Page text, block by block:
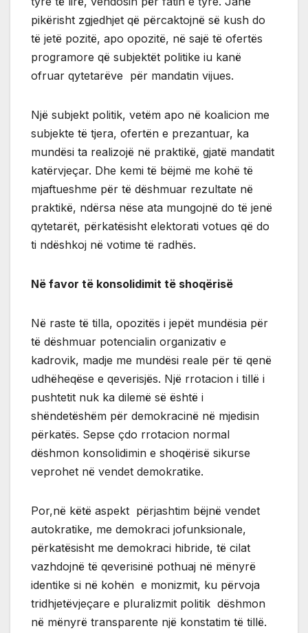
pikërisht zgjedhjet që përcaktojnë së kush do
të jetë pozitë, apo opozitë, në sajë të ofertës
programore që subjektët politike iu kanë
ofruar qytetarëve për mandatin vijues.
Një subjekt politik, vetëm apo në koalicion me
subjekte të tjera, ofertën e prezantuar, ka
mundësi ta realizojë në praktikë, gjatë mandatit
katërvjeçar. Dhe kemi të bëjmë me kohë të
mjaftueshme për të dëshmuar rezultate në
praktikë, ndërsa nëse ata mungojnë do të jenë
qytetarët, përkatësisht elektorati votues që do
ti ndëshkoj në votime të radhës.
Në favor të konsolidimit të shoqërisë
Në raste të tilla, opozitës i jepët mundësia për
të dëshmuar potencialin organizativ e
kadrovik, madje me mundësi reale për të qenë
udhëheqëse e qeverisjës. Një rrotacion i tillë i
pushtetit nuk ka dilemë së është i
shëndetëshëm për demokracinë në mjedisin
përkatës. Sepse çdo rrotacion normal
dëshmon konsolidimin e shoqërisë sikurse
veprohet në vendet demokratike.
Por,në këtë aspekt përjashtim bëjnë vendet
autokratike, me demokraci jofunksionale,
përkatësisht me demokraci hibride, të cilat
vazhdojnë të qeverisinë pothuaj në mënyrë
identike si në kohën e monizmit, ku përvoja
tridhjetëvjeçare e pluralizmit politik dëshmon
në mënyrë transparente një konstatim të tillë.